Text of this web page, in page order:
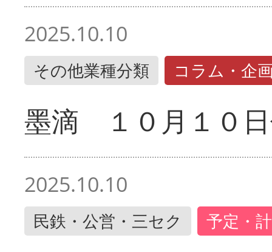
2025.10.10
その他業種分類 コラム・企
墨滴 １０月１０
2025.10.10
民鉄・公営・三セク 予定・